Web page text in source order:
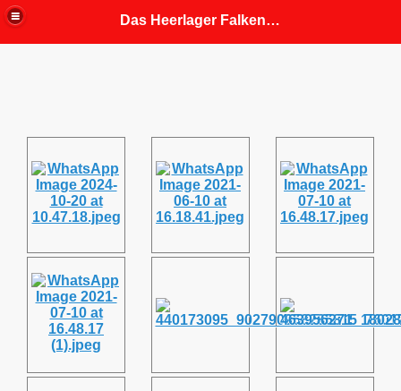
Das Heerlager Falkenhorst